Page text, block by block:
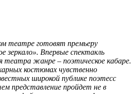
театре готовят премьеру
зеркало». Впервые спектакль
театра жанре – поэтическое кабаре.
костюмах чувственно
широкой публике поэтесс
представление пройдет не в